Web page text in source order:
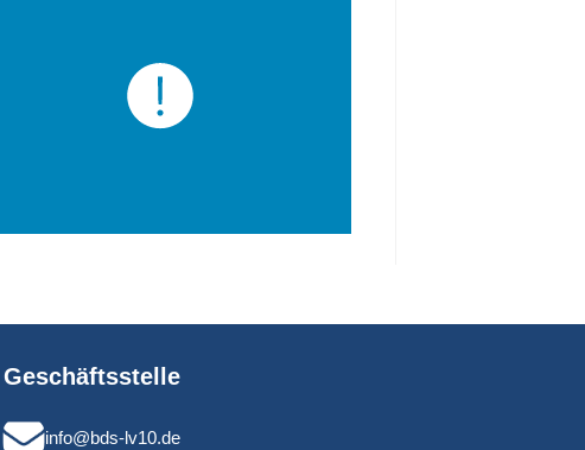
Geschäftsstelle
info@bds-lv10.de